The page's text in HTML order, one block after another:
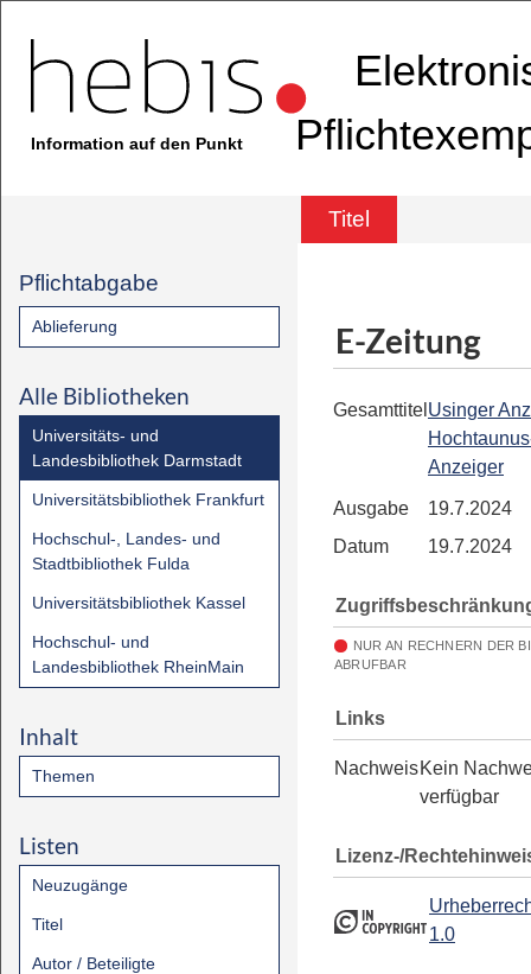
Information auf den Punkt
Titel
Pflichtabgabe
Ablieferung
Alle Bibliotheken
Universitäts- und
Landesbibliothek Darmstadt
Universitätsbibliothek Frankfurt
Hochschul-, Landes- und
Stadtbibliothek Fulda
Universitätsbibliothek Kassel
Hochschul- und
Landesbibliothek RheinMain
Inhalt
Themen
Listen
Neuzugänge
Titel
Autor / Beteiligte
E-Zeitung
Gesamttitel Usinger
Anzeiger
Ausgabe
19.7.2024
Datum
19.7.2024
NUR AN RECHNERN DER
ABRUFBAR
Links
NachweisKein
verfügbar
Lizenz-/
1.0